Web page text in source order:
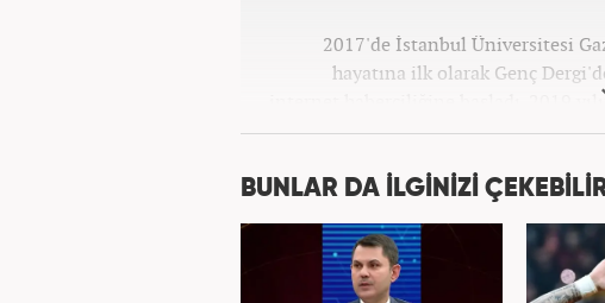
2017'de İstanbul Üniversitesi
hayatına ilk olarak Genç
internet haberciliğine başladı. 2019
''Ekonomi ve Otomobil Editörü''
BUNLAR DA İLGİNİZİ